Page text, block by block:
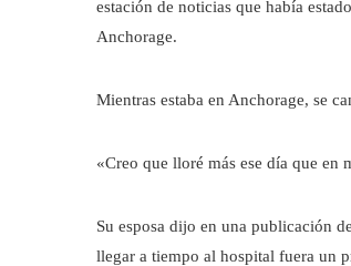
estación de noticias que había
Anchorage.
Mientras estaba en Anchorage, se
«Creo que lloré más ese día que
Su esposa dijo en una publicación
llegar a tiempo al hospital fuera un